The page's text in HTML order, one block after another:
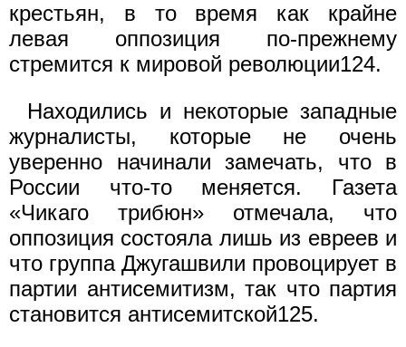
крестьян, в то время как крайне
левая оппозиция по-прежнему
стремится к мировой революции124.
Находились и некоторые западные
журналисты, которые не очень
уверенно начинали замечать, что в
России что-то меняется. Газета
«Чикаго трибюн» отмечала, что
оппозиция состояла лишь из евреев и
что группа Джугашвили провоцирует в
партии антисемитизм, так что партия
становится антисемитской125.